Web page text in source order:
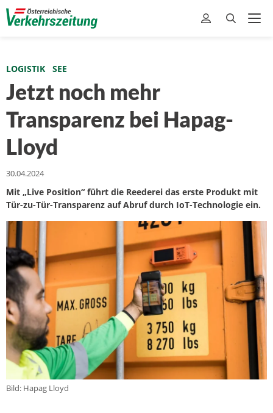
LOGISTIK SEE
Jetzt noch mehr
Transparenz bei Hapag-
Lloyd
30.04.2024
Mit „Live Position“ führt die Reederei das erste Produkt mit
Tür-zu-Tür-Transparenz auf Abruf durch IoT-Technologie ein.
Bild: Hapag Lloyd